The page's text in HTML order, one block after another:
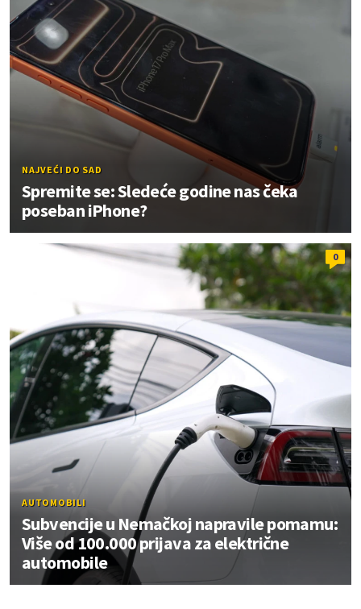
NAJVEĆI DO SAD
Spremite se: Sledeće godine nas čeka
poseban iPhone?
0
AUTOMOBILI
Subvencije u Nemačkoj napravile pomamu:
Više od 100.000 prijava za električne
automobile